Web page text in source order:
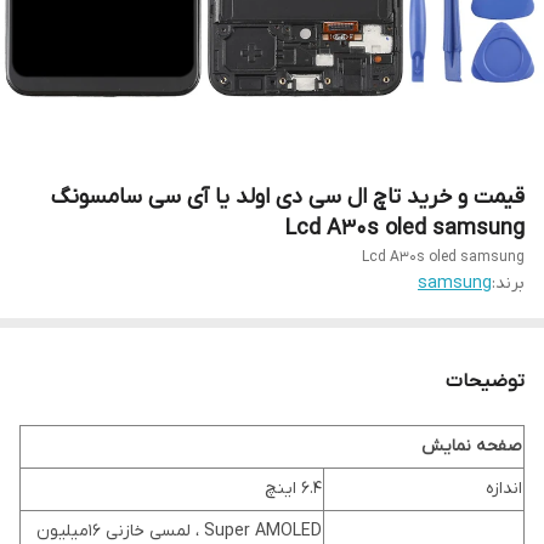
قیمت و خرید تاچ ال سی دی اولد یا آی سی سامسونگ
Lcd A30s oled samsung
Lcd A30s oled samsung
برند:samsung
توضیحات
صفحه نمایش
اندازه
۶.۴ اینچ
Super AMOLED ، لمسی خازنی ۱۶میلیون